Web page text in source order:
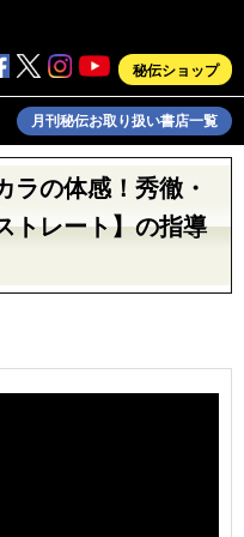
秘伝ショップ
月刊秘伝お取り扱い書店一覧
ラの体感！秀徹・
トレート】の指導